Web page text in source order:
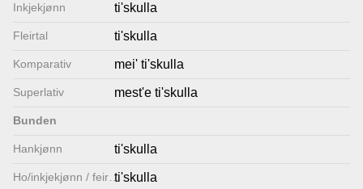
Inkjekjønn ti'skulla
Fleirtal ti'skulla
Komparativ mei' ti'skulla
Superlativ mest'e ti'skulla
Bunden
Hankjønn ti'skulla
Ho/inkjekjønn / feirtal
ti'skulla
Kontakt